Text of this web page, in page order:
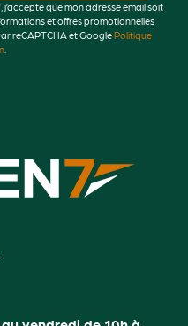
que mon adresse email soit
et offres promotionnelles
reCAPTCHA et GooglePolitique
.